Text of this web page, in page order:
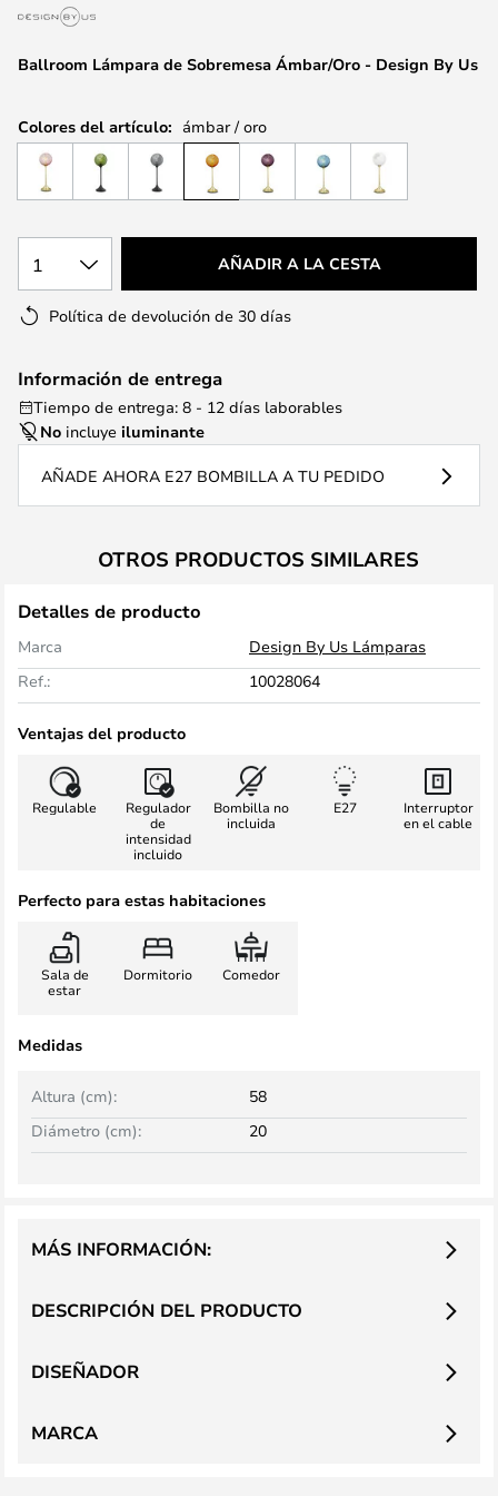
deBallroom Lámpara de Sobremesa Ámbar/Oro - Design By Us
Colores del artículo: ámbar / oro
1 AÑADIR A LA CESTA
Política de devolución de 30 días
Información de entrega
Tiempo de entrega: 8 - 12 días laborables
No incluye iluminante
AÑADE AHORA E27 BOMBILLA A TU PEDIDO
OTROS PRODUCTOS SIMILARES
Detalles de producto
Marca
Design By Us Lámparas
Ref.:
10028064
Ventajas del producto
Regulable
Regulador
de
intensidad
incluido
Bombilla no
incluida
E27
Interruptor
en el cable
Perfecto para estas habitaciones
Sala de
estar
Dormitorio Comedor
Medidas
Altura (cm):
58
Diámetro (cm):
20
DESCRIPCIÓN DEL PRODUCTO
MÁS INFORMACIÓN:
DISEÑADOR
MARCA